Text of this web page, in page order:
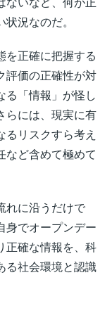
ないなど、何が正
況なのだ。
を正確に把握する
評価の正確性が対
る「情報」が怪し
らには、現実に有
リスクすら考え
など含めて極めて
れに沿うだけで
身でオープンデー
正確な情報を、科
る社会環境と認識